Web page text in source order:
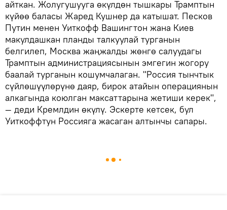
айткан. Жолугушууга өкүлдөн тышкары Трамптын
күйөө баласы Жаред Кушнер да катышат. Песков
Путин менен Уиткофф Вашингтон жана Киев
макулдашкан планды талкуулай турганын
белгилеп, Москва жаңжалды жөнгө салуудагы
Трамптын администрациясынын эмгегин жогору
баалай турганын кошумчалаган. "Россия тынчтык
сүйлөшүүлөрүнө даяр, бирок атайын операциянын
алкагында коюлган максаттарына жетиши керек",
— деди Кремлдин өкүлү. Эскерте кетсек, бул
Уиткоффтун Россияга жасаган алтынчы сапары.